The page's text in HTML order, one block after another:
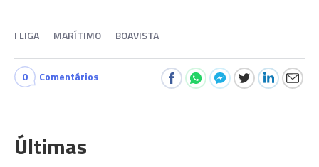
I LIGA MARÍTIMO BOAVISTA
0 Comentários
Últimas